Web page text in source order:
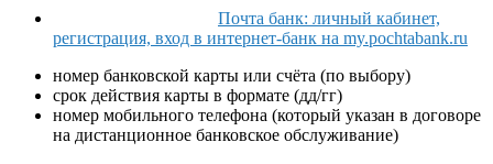
Почта банк: личный кабинет,
регистрация, вход в интернет-банк на my.pochtabank.ru
номер банковской карты или счёта (по выбору)
срок действия карты в формате (дд/гг)
номер мобильного телефона (который указан в договоре
на дистанционное банковское обслуживание)